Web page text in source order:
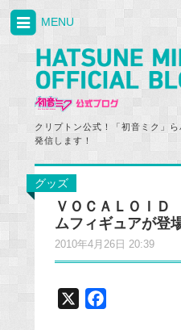
クリプトン公式！「初音ミク」
発信します！
MENU
グッズ
ＶＯＣＡＬＯＩ
ムフィギュアが登
2010年4月26日 20:39